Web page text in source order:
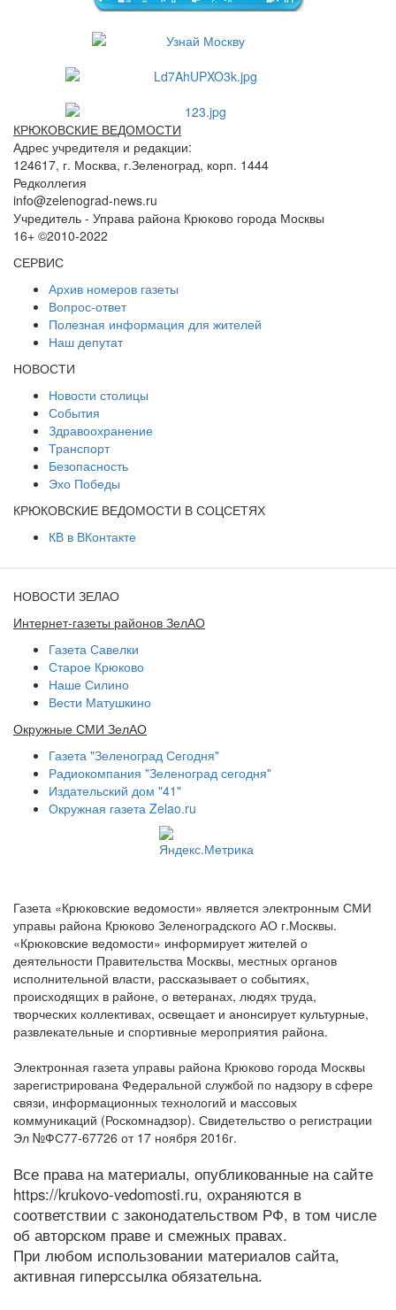
КРЮКОВСКИЕ ВЕДОМОСТИ
Адрес учредителя и редакции:
124617, г. Москва, г.Зеленоград, корп. 1444
Редколлегия
info@zelenograd-news.ru
Учредитель - Управа района Крюково города Москвы
16+ ©2010-2022
СЕРВИС
Архив номеров газеты
Вопрос-ответ
Полезная информация для жителей
Наш депутат
НОВОСТИ
Новости столицы
События
Здравоохранение
Транспорт
Безопасность
Эхо Победы
КРЮКОВСКИЕ ВЕДОМОСТИ В СОЦСЕТЯХ
КВ в ВКонтакте
НОВОСТИ ЗЕЛАО
Интернет-газеты районов ЗелАО
Газета Савелки
Старое Крюково
Наше Силино
Вести Матушкино
Окружные СМИ ЗелАО
Газета "Зеленоград Сегодня"
Радиокомпания "Зеленоград сегодня"
Издательский дом "41"
Окружная газета Zelao.ru
Газета «Крюковские ведомости» является электронным СМИ
управы района Крюково Зеленоградского АО г.Москвы.
«Крюковские ведомости» информирует жителей о
деятельности Правительства Москвы, местных органов
исполнительной власти, рассказывает о событиях,
происходящих в районе, о ветеранах, людях труда,
творческих коллективах, освещает и анонсирует культурные,
развлекательные и спортивные мероприятия района.
Электронная газета управы района Крюково города Москвы
зарегистрирована Федеральной службой по надзору в сфере
связи, информационных технологий и массовых
коммуникаций (Роскомнадзор). Свидетельство о регистрации
Эл №ФС77-67726 от 17 ноября 2016г.
Все права на материалы, опубликованные на сайте
https://krukovo-vedomosti.ru, охраняются в
соответствии с законодательством РФ, в том числе
об авторском праве и смежных правах.
При любом использовании материалов сайта,
активная гиперссылка обязательна.